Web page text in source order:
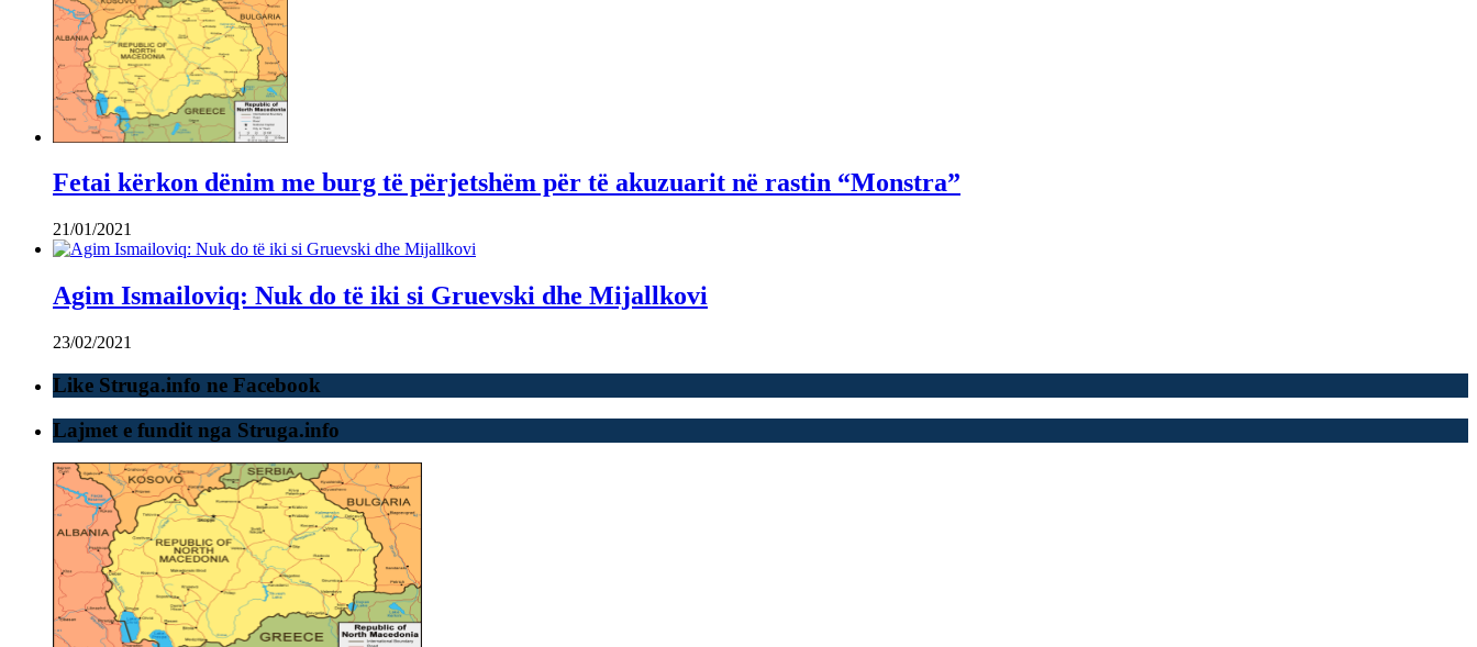
Fetai kërkon dënim me burg të përjetshëm për të akuzuarit në rastin “Monstra”
21/01/2021
Agim Ismailoviq: Nuk do të iki si Gruevski dhe Mijallkovi
23/02/2021
Like Struga.info ne Facebook
Lajmet e fundit nga Struga.info